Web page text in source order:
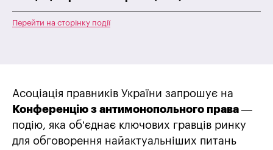
Перейти на сторінку події
Асоціація правників України запрошує на
Конференцію з антимонопольного права —
подію, яка об’єднає ключових гравців ринку
для обговорення найактуальніших питань